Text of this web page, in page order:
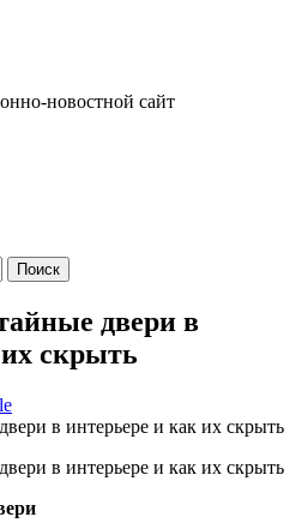
новостной сайт
двери в
скрыть